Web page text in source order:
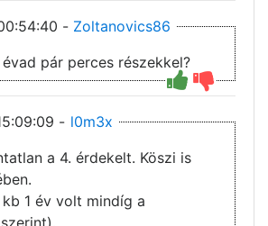
- Zoltanovics86
pár perces részekkel?
- l0m3x
a 4. érdekelt. Köszi is
1 év volt mindíg a